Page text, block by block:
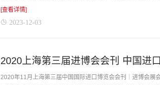
的最佳...
[查看详情]
2023-12-03
2020年11月上海第三届中国国际进口博览会会刊｜进博会